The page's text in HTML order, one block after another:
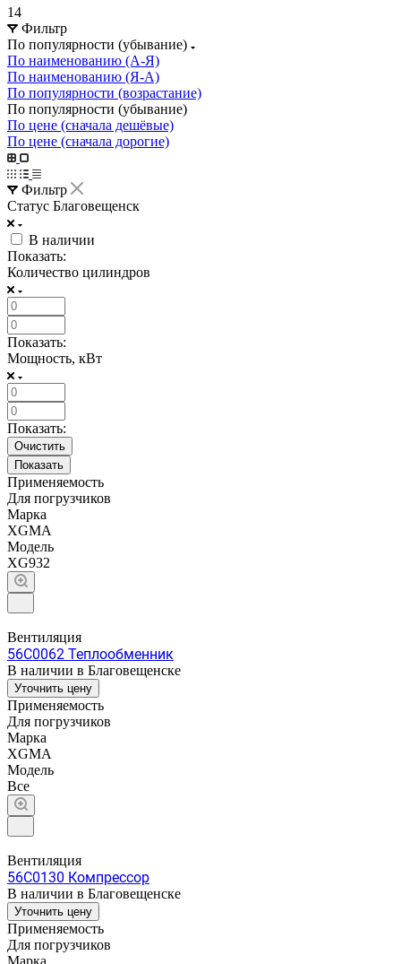
14
Фильтр
По популярности (убывание)
По наименованию (А-Я)
По наименованию (Я-А)
По популярности (возрастание)
По популярности (убывание)
По цене (сначала дешёвые)
По цене (сначала дорогие)
Фильтр
Статус Благовещенск
В наличии
Показать:
Количество цилиндров
Показать:
Мощность, кВт
Показать:
Очистить
Применяемость
Для погрузчиков
Марка
XGMA
Модель
XG932
Вентиляция
56C0062 Теплообменник
В наличии в Благовещенске
Уточнить цену
Применяемость
Для погрузчиков
Марка
XGMA
Модель
Все
Вентиляция
56C0130 Компрессор
В наличии в Благовещенске
Уточнить цену
Применяемость
Для погрузчиков
Марка